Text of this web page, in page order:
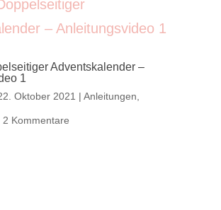
Adventskalender –
1
Oktober 2021 | Anleitungen
2 Kommentare